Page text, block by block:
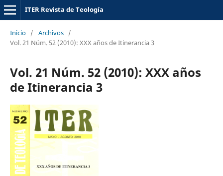
ITER Revista de Teología
Inicio / Archivos /
Vol. 21 Núm. 52 (2010): XXX años de Itinerancia 3
Vol. 21 Núm. 52 (2010): XXX años
de Itinerancia 3